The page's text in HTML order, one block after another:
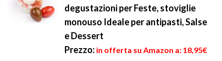
degustazioni per Feste, stoviglie
monouso Ideale per antipasti, Salse
e Dessert
Prezzo: in offerta su Amazon a: 18,95€